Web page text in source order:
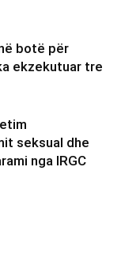
botë për
ekzekutuar tre
seksual dhe
nga IRGC